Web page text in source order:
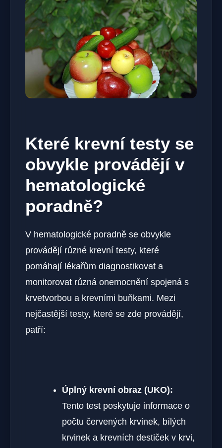
Které krevní testy se
obvykle provádějí v
hematologické
poradně?
V hematologické poradně se obvykle
provádějí různé krevní testy, které
pomáhají lékařům diagnostikovat a
monitorovat různá onemocnění spojená s
krvetvorbou a krevními buňkami. Mezi
nejčastější testy, které se zde provádějí,
patří:
Úplný krevní obraz (UKO):
Tento test poskytuje informace o
počtu červených krvinek, bílých
krvinek a krevních destiček v krvi,